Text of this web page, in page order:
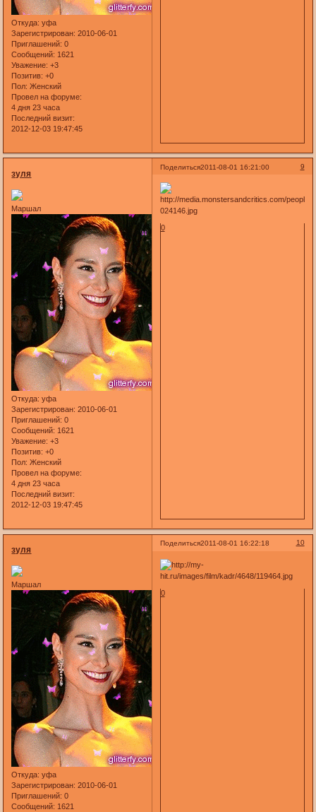
Откуда: уфа
Зарегистрирован: 2010-06-01
Приглашений: 0
Сообщений: 1621
Уважение: +3
Позитив: +0
Пол: Женский
Провел на форуме:
4 дня 23 часа
Последний визит:
2012-12-03 19:47:45
Поделиться 9
2011-08-01 16:21:00
зуля
Маршал
Откуда: уфа
Зарегистрирован: 2010-06-01
Приглашений: 0
Сообщений: 1621
Уважение: +3
Позитив: +0
Пол: Женский
Провел на форуме:
4 дня 23 часа
Последний визит:
2012-12-03 19:47:45
0
Поделиться 10
2011-08-01 16:22:18
зуля
Маршал
Откуда: уфа
Зарегистрирован: 2010-06-01
Приглашений: 0
Сообщений: 1621
0